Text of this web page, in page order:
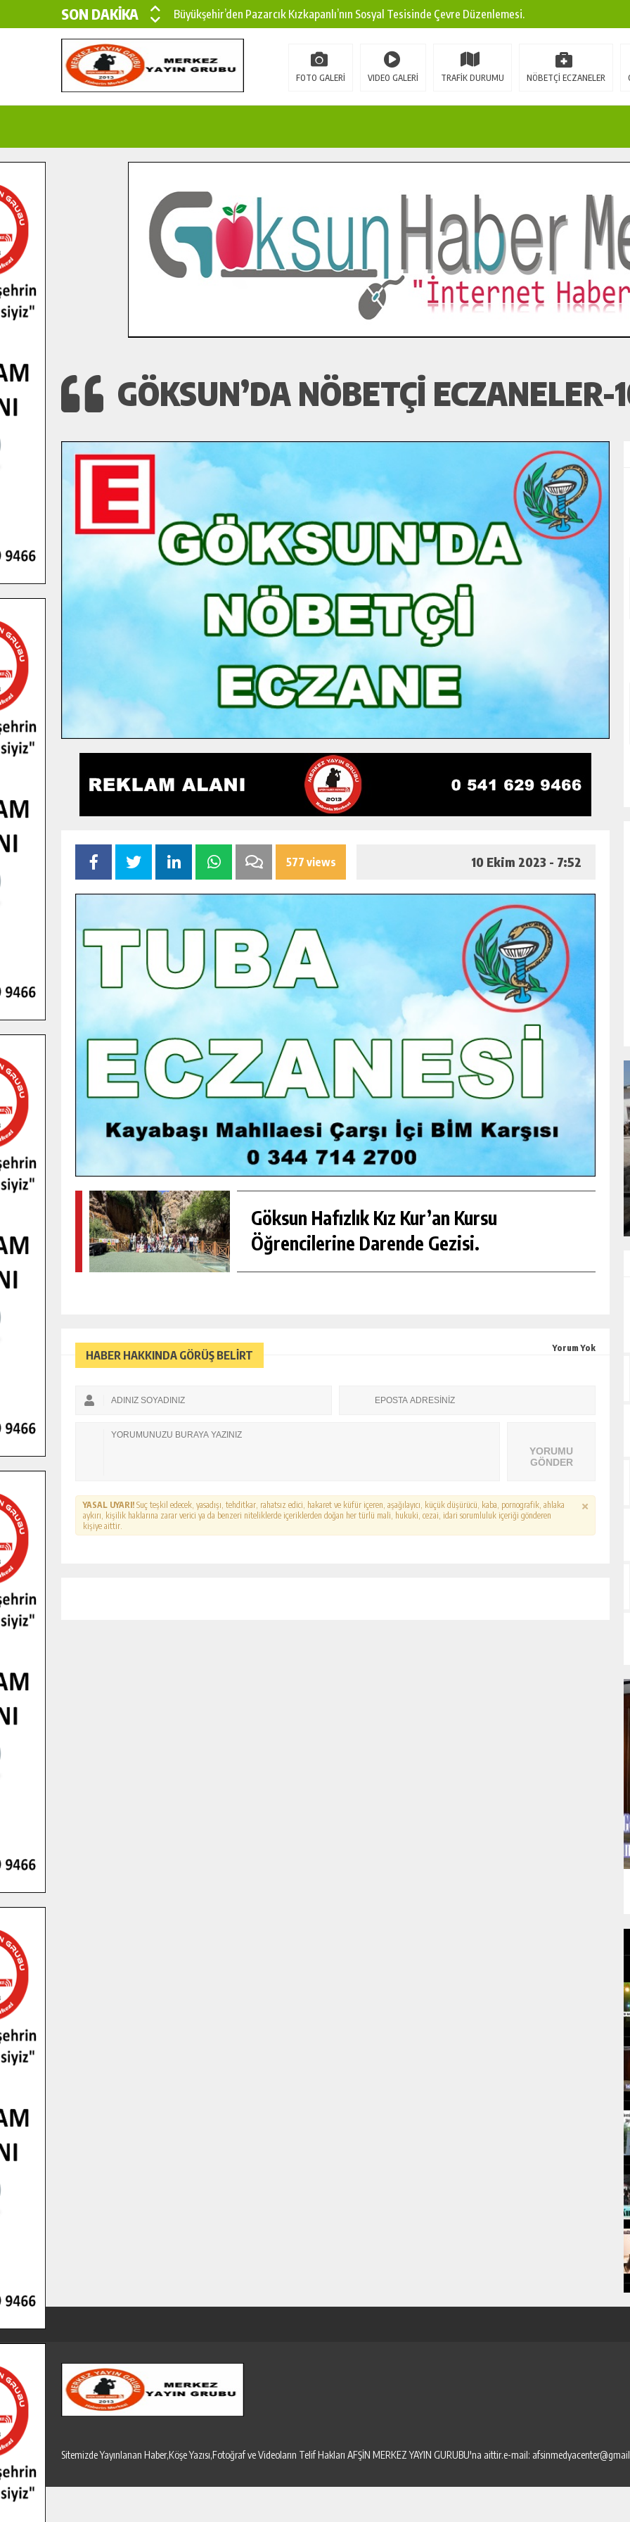
SON DAKİKA
Büyükşehir’den Pazarcık Kızkapanlı’nın Sosyal Tesisinde Çevre Düzenlemesi.
Büyükşehir’den Pazarcık Kırsalına Modern Ulaşım Yatırımı.
Çin’den KSÜ’ye Uluslararası Başarı: Edinilen Bilgi Türk Tarımına Katkı Sağlayacak.
İlçe Jandarma Komutanı Karakaya’dan Başkan Cüce’ye Veda Ziyareti.
Bertiz’in Yeni Köprüsünde Sona Doğru.
FOTO GALERİ VIDEO GALERİ TRAFİK DURUMU NÖBETÇİ ECZANELER
GÖKSUN’DA NÖBETÇI
577 views 10 Ekim 2023 - 7:52
Göksun Hafızlık Kız Kur’an Kursu
Öğrencilerine Darende Gezisi.
HABER HAKKINDA GÖRÜŞ BELİRT
Yorum Yok
YORUMU
GÖNDER
YASAL UYARI! Suç teşkil edecek, yasadışı, tehditkar, rahatsız edici, hakaret ve küfür içeren, aşağılayıcı, küçük düşürücü, kaba, pornografik, ahlaka
aykırı, kişilik haklarına zarar verici ya da benzeri niteliklerde içeriklerden doğan her türlü mali, hukuki, cezai, idari sorumluluk içeriği gönderen
kişiye aittir.
GÜNLÜK HABER AKIŞI
GENÇLER PUSULA MARAŞ KAMPINDA
YENI MEDYA VE FOTOĞRAFÇILIĞI
GÜNLÜK HABER AKIŞI
GÖKSUN HAFIZLIK KIZ KUR’AN KURSU
ÖĞRENCILERINE DARENDE GEZISI.
Sitemizde Yayınlanan Haber,Köşe Yazısı,Fotoğraf ve Videoların Telif Hakları AFŞİN MERKEZ YAYIN GURUBU'na aittir.e-mail: